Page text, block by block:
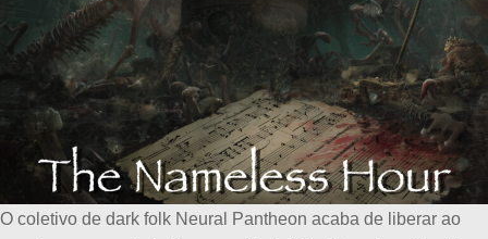
O coletivo de dark folk Neural Pantheon acaba de liberar ao